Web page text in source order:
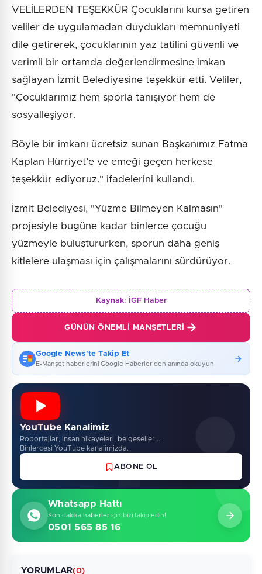
VELİLERDEN TEŞEKKÜR Çocuklarını kursa getiren
veliler de uygulamadan duydukları memnuniyeti
dile getirerek, çocuklarının yaz tatilini güvenli ve
verimli bir ortamda değerlendirmesine imkan
sağlayan İzmit Belediyesine teşekkür etti. Veliler,
"Çocuklarımız hem sporla tanışıyor hem de
sosyalleşiyor.
Böyle bir imkanı ücretsiz sunan Başkanımız Fatma
Kaplan Hürriyet’e ve emeği geçen herkese
teşekkür ediyoruz." ifadelerini kullandı.
İzmit Belediyesi, "Yüzme Bilmeyen Kalmasın"
projesiyle bugüne kadar binlerce çocuğu
yüzmeyle buluştururken, sporun daha geniş
kitlelere ulaşması için çalışmalarını sürdürüyor.
Kaynak: İGF Haber
GÜNÜN ÖNEMLI MANŞETLERI
Google News'te Takip Et
E-Manşet haberlerini Google Haberler'den anında okuyun
YouTube Kanalimiz
Roportajlar, insan hikayeleri, belgeseller...
Binlercesi YouTube kanalimizda.
ABONE OL
Whatsapp Hattı
Son dakika haberler için bizi takip edin!
0501 565 85 16
YORUMLAR(0)